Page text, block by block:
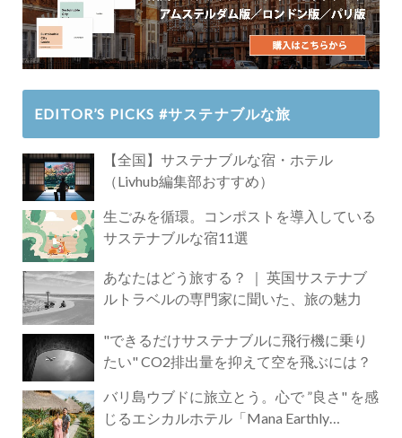
EDITOR’S PICKS #サステナブルな旅
【全国】サステナブルな宿・ホテル
（Livhub編集部おすすめ）
生ごみを循環。コンポストを導入している
サステナブルな宿11選
あなたはどう旅する？ ｜ 英国サステナブ
ルトラベルの専門家に聞いた、旅の魅力
"できるだけサステナブルに飛行機に乗り
たい" CO2排出量を抑えて空を飛ぶには？
バリ島ウブドに旅立とう。心で ”良さ" を感
じるエシカルホテル「Mana Earthly